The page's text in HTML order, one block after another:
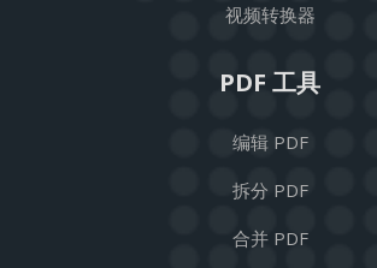
视频转换器
PDF 工具
编辑 PDF
拆分 PDF
合并 PDF